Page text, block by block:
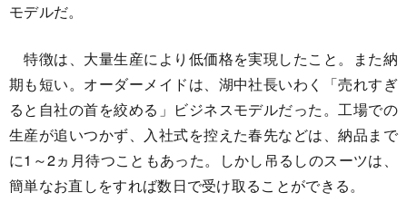
モデルだ。
特徴は、大量生産により低価格を実現したこと。また納
期も短い。オーダーメイドは、湖中社長いわく「売れすぎ
ると自社の首を絞める」ビジネスモデルだった。工場での
生産が追いつかず、入社式を控えた春先などは、納品まで
に1～2ヵ月待つこともあった。しかし吊るしのスーツは、
簡単なお直しをすれば数日で受け取ることができる。